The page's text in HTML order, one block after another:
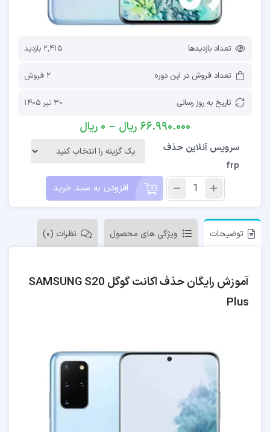
تعداد بازدیدها 2,415 بازدید
تعداد فروش در این دوره 2 فروش
تاریخ به روز رسانی 30 تیر 1405
66.990.000 ریال –
0 ریال
سرویس آنلاین حذف
frp
افزودن به سبد خرید
توضیحات ویژگی های محصول نظرات (0)
آموزش رایگان حذف اکانت گوگل SAMSUNG S20
Plus